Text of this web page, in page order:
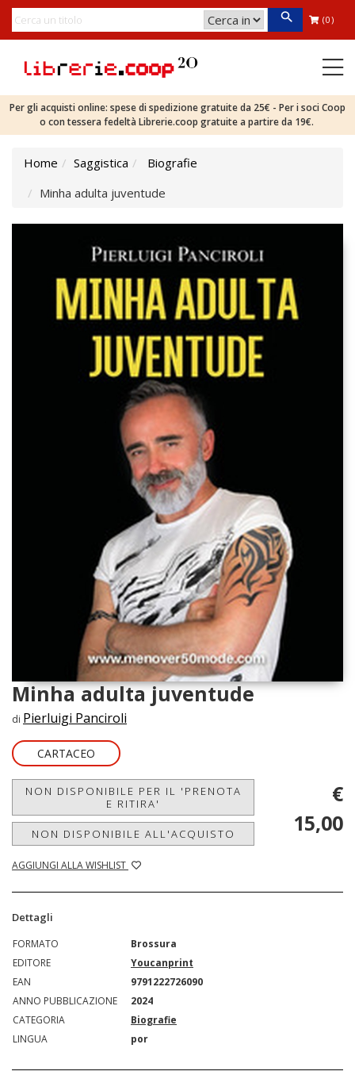
(0)
Per gli acquisti online: spese di spedizione gratuite da 25€ - Per i soci Coop
o con tessera fedeltà Librerie.coop gratuite a partire da 19€.
Home Saggistica
Biografie
Minha adulta juventude
Minha adulta juventude
di Pierluigi Panciroli
CARTACEO
NON DISPONIBILE PER IL 'PRENOTA
E RITIRA'
NON DISPONIBILE ALL'ACQUISTO
AGGIUNGI ALLA WISHLIST
€
15,00
Dettagli
FORMATO
Brossura
EDITORE
Youcanprint
EAN
9791222726090
ANNO PUBBLICAZIONE
2024
CATEGORIA
Biografie
LINGUA
por